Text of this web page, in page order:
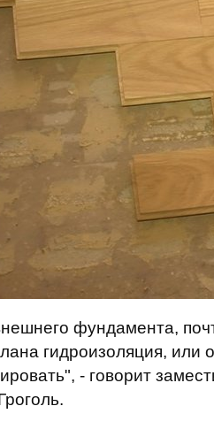
фундамента,
гидроизоляция, или
- говорит